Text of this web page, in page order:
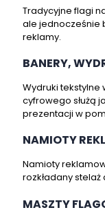
Tradycyjne flagi
ale jednocześnie
reklamy.
BANERY,
Wydruki
cyfrowego służą
prezentacji w
NAMIOTY
Namioty
rozkładany stelaż
MASZTY